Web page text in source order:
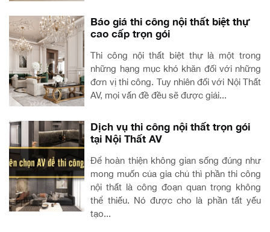
Báo giá thi công nội thất biệt thự
cao cấp trọn gói
Thi công nội thất biệt thự là một trong
những hạng mục khó khăn đối với những
đơn vị thi công. Tuy nhiên đối với Nội Thất
AV, mọi vấn đề đều sẽ được giải...
Dịch vụ thi công nội thất trọn gói
tại Nội Thất AV
Để hoàn thiện không gian sống đúng như
mong muốn của gia chủ thì phần thi công
nội thất là công đoạn quan trọng không
thể thiếu. Nó được cho là phần tất yếu
tạo...